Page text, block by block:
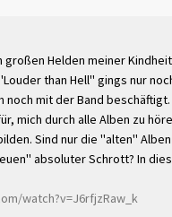
großen Helden meiner
than Hell" gings nur
noch mit der Band
mich durch alle Alben zu
Sind nur die "alten" Alben
absoluter Schrott? In
watch?v=J6rfjzRaw_k